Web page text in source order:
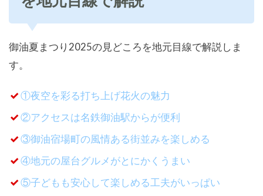
御油夏まつり2025の見どころを地元目線で解説しま
す。
①夜空を彩る打ち上げ花火の魅力
②アクセスは名鉄御油駅からが便利
③御油宿場町の風情ある街並みを楽しめる
④地元の屋台グルメがとにかくうまい
⑤子どもも安心して楽しめる工夫がいっぱい